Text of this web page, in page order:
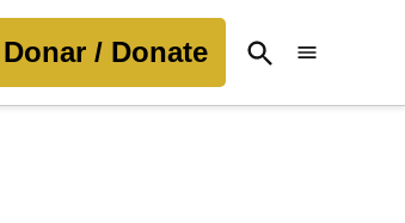
Donar / Donate
Open
Search